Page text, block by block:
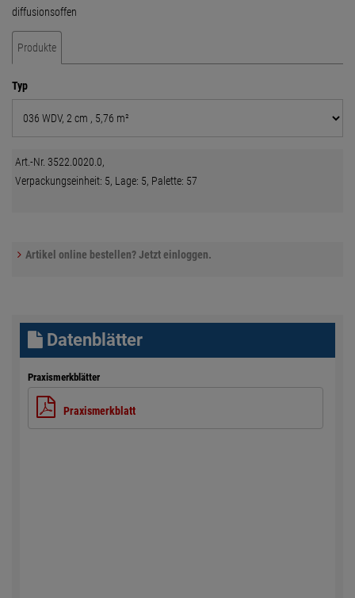
diffusionsoffen
Produkte
Typ
Art.-Nr. 3522.0020.0,
Verpackungseinheit: 5, Lage: 5, Palette: 57
Artikel online bestellen? Jetzt einloggen.
Datenblätter
Praxismerkblätter
Praxismerkblatt